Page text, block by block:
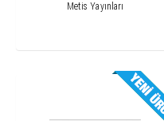
Metis Yayınları